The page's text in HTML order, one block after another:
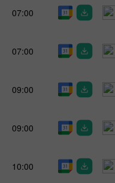
07:00
07:00
09:00
09:00
10:00